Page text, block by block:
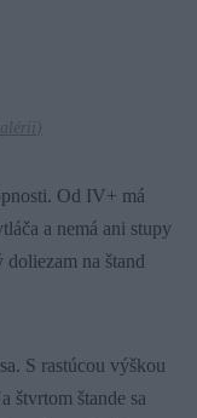
)
Od IV+ má
a nemá ani stupy
na štand
S rastúcou výškou
štvrtom štande sa